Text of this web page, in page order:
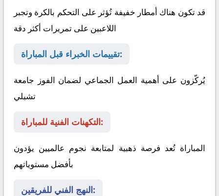
قد تكون هناك أمطار خفيفة تُؤثر على التحكم بالكرة وتجبر
اللاعبين على تمريرات أكثر دقة
تقييمات الخبراء قبل المباراة:
يُركّزون على أهمية العمل الجماعي لضمان الفوز جامعة
تشيلي
التكهنات الفنية للمباراة:
المباراة تُعد فرصة ذهبية لمتابعة نجوم عالميين يؤدون
بأفضل مستوياتهم
النهج الفني للفريقين: